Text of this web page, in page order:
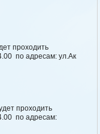
проходить
по адресам: ул.Ак
проходить
по адресам: